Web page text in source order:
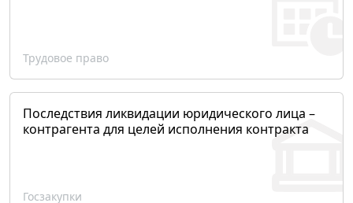
Трудовое право
Последствия ликвидации юридического лица –
контрагента для целей исполнения контракта
Госзакупки